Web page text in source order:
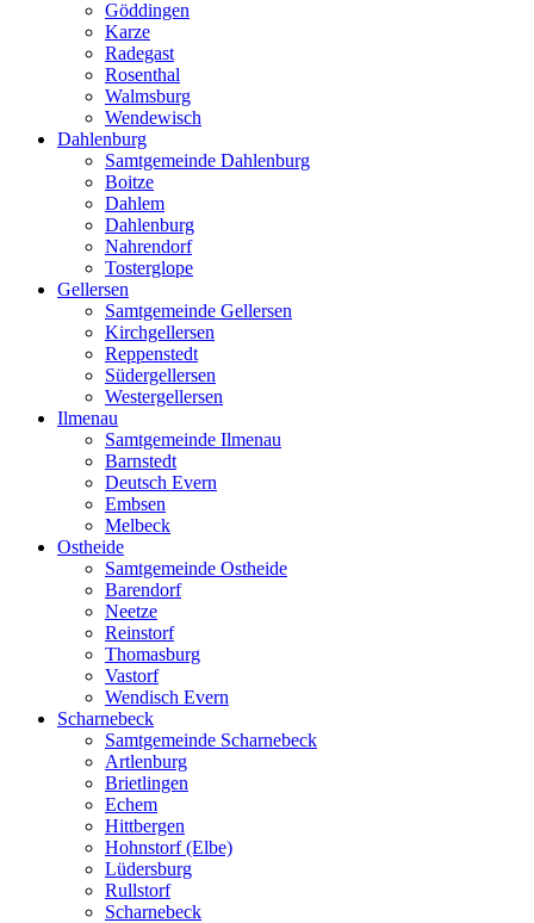
Göddingen
Karze
Radegast
Rosenthal
Walmsburg
Wendewisch
Dahlenburg
Samtgemeinde Dahlenburg
Boitze
Dahlem
Dahlenburg
Nahrendorf
Tosterglope
Gellersen
Samtgemeinde Gellersen
Kirchgellersen
Reppenstedt
Südergellersen
Westergellersen
Ilmenau
Samtgemeinde Ilmenau
Barnstedt
Deutsch Evern
Embsen
Melbeck
Ostheide
Samtgemeinde Ostheide
Barendorf
Neetze
Reinstorf
Thomasburg
Vastorf
Wendisch Evern
Scharnebeck
Samtgemeinde Scharnebeck
Artlenburg
Brietlingen
Echem
Hittbergen
Hohnstorf (Elbe)
Lüdersburg
Rullstorf
Scharnebeck